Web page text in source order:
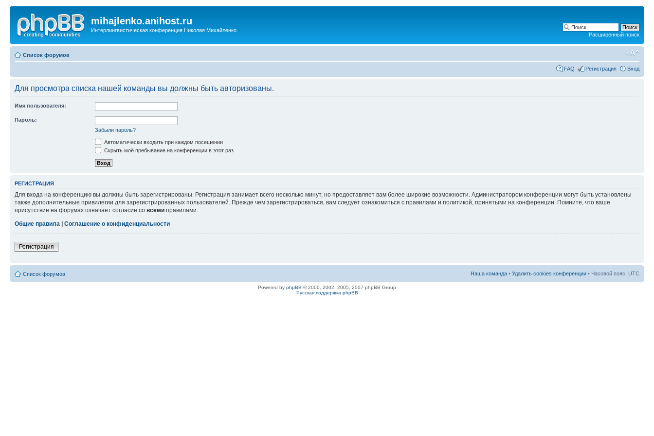
mihajlenko.anihost.ru
Интерлингвистическая конференция Николая Михайленко
Расширенный поиск
Список форумов
FAQ Регистрация Вход
Для просмотра списка нашей команды вы должны быть авторизованы.
Имя пользователя:
Пароль:
Забыли пароль?
Автоматически входить при каждом посещении
Скрыть моё пребывание на конференции в этот раз
РЕГИСТРАЦИЯ
Для входа на конференцию вы должны быть зарегистрированы. Регистрация занимает всего несколько минут, но предоставляет вам более широкие возможности. Администратором конференции могут быть установлены
также дополнительные привилегии для зарегистрированных пользователей. Прежде чем зарегистрироваться, вам следует ознакомиться с правилами и политикой, принятыми на конференции. Помните, что ваше
присутствие на форумах означает согласие со всеми правилами.
Общие правила
Соглашение о конфиденциальности
Регистрация
Список форумов Наша команда • Удалить cookies конференции • Часовой пояс: UTC
Powered by phpBB © 2000, 2002, 2005, 2007 phpBB Group
Русская поддержка phpBB